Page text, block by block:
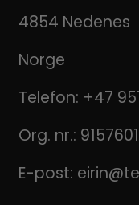
4854 Nedenes
Norge
Telefon: +47
Org. nr.:
E-post: